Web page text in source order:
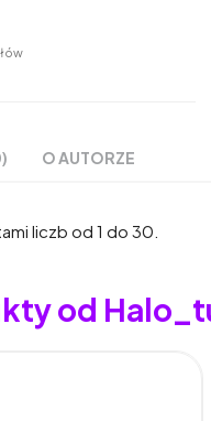
O AUTORZE
liczb od 1 do 30.
od